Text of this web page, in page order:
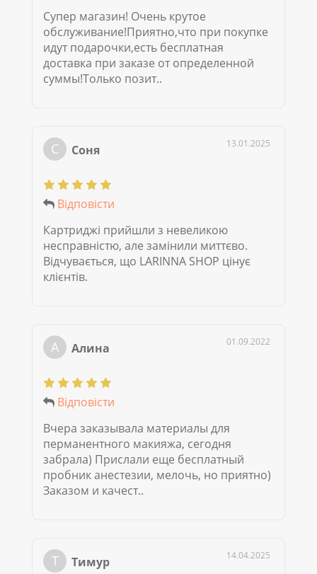
Супер магазин! Очень крутое
обслуживание!Приятно,что при покупке
идут подарочки,есть бесплатная
доставка при заказе от определенной
суммы!Только позит..
С Соня 13.01.2025
Відповісти
Картриджі прийшли з невеликою
несправністю, але замінили миттєво.
Відчувається, що LARINNA SHOP цінує
клієнтів.
А Алина 01.09.2022
Відповісти
Вчера заказывала материалы для
перманентного макияжа, сегодня
забрала) Прислали еще бесплатный
пробник анестезии, мелочь, но приятно)
Заказом и качест..
Т Тимур 14.04.2025